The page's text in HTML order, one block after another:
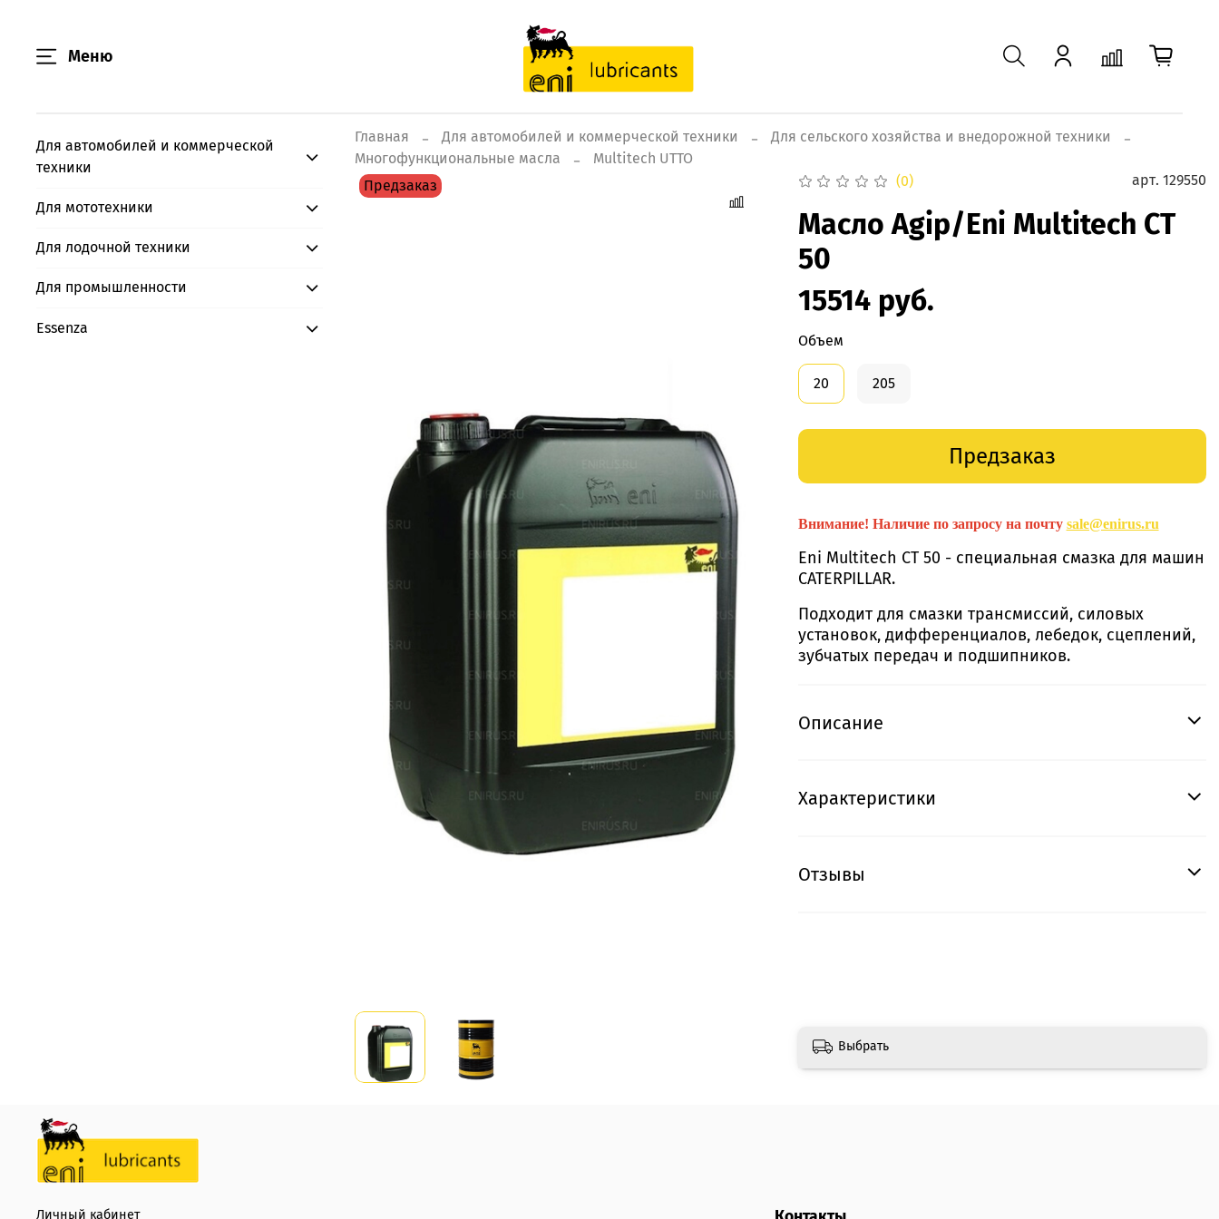
Меню
Главная Для автомобилей и коммерческой техники
Для сельского хозяйства и внедорожной техники
Многофункциональные масла
Multitech UTTO
Предзаказ
(0) арт. 129550
Масло Agip/Eni Multitech CT
50
15514 руб.
Предзаказ
Объем
20 205
Внимание! Наличие по запросу на почту sale@enirus.ru
Eni Multitech CT 50 - специальная смазка для машин
CATERPILLAR.
Подходит для смазки трансмиссий, силовых
установок, дифференциалов, лебедок, сцеплений,
зубчатых передач и подшипников.
Описание
Характеристики
Отзывы
Выбрать
Для автомобилей и коммерческой
техники
Для мототехники
Для лодочной техники
Для промышленности
Essenza
Личный кабинет